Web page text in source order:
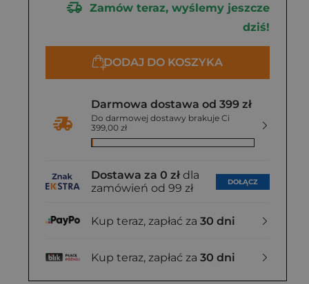
Zamów teraz, wyślemy jeszcze
dziś!
DODAJ DO KOSZYKA
Darmowa dostawa od 399 zł
Do darmowej dostawy brakuje Ci
399,00 zł
Dostawa za 0 zł dla
zamówień od 99 zł
DOŁĄCZ
Kup teraz, zapłać za 30 dni
Kup teraz, zapłać za 30 dni